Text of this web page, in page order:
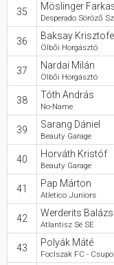
35 Möslinger
Desperado Söröző
36 Baksay
Ölbői Horgásztó
37 Nardai Milán
Ölbői Horgásztó
38 Tóth András
No-Name
39 Sarang Dániel
Beauty Garage
40 Horváth Kristóf
Beauty Garage
41 Pap Márton
Atletico Juniors
42 Werderits Balázs
Atlantisz Sé SE
43 Polyák Máté
FocIszak FC -